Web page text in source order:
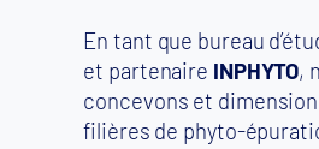
En tant que bureau
et partenaire INPHYTO,
concevons et
filières de phyto-